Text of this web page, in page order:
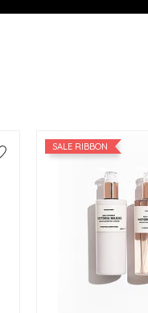
SALE RIBBON